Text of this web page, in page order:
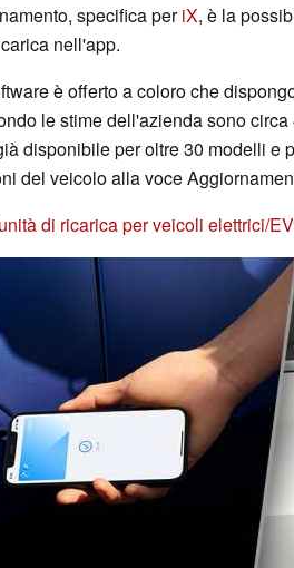
specifica periX, è la
nell'app.
è offerto a coloro che
le stime dell'azienda sono
disponibile per oltre 30 modelli e
del veicolo alla voce
di ricarica per veicoli elettrici/